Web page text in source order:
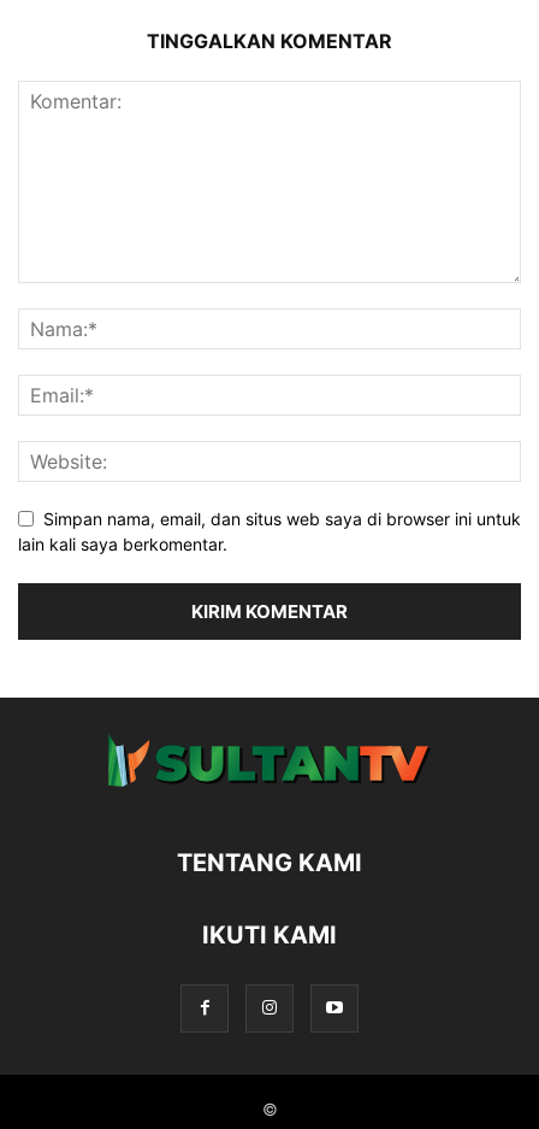
TINGGALKAN KOMENTAR
Simpan nama, email, dan situs web saya di browser ini untuk
lain kali saya berkomentar.
TENTANG KAMI
IKUTI KAMI
©